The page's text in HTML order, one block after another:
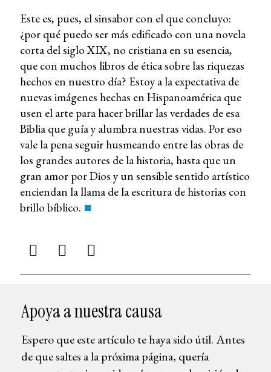
Este es, pues, el sinsabor con el que concluyo:
¿por qué puedo ser más edificado con una novela
corta del siglo XIX, no cristiana en su esencia,
que con muchos libros de ética sobre las riquezas
hechos en nuestro día? Estoy a la expectativa de
nuevas imágenes hechas en Hispanoamérica que
usen el arte para hacer brillar las verdades de esa
Biblia que guía y alumbra nuestras vidas. Por eso
vale la pena seguir husmeando entre las obras de
los grandes autores de la historia, hasta que un
gran amor por Dios y un sensible sentido artístico
enciendan la llama de la escritura de historias con
brillo bíblico.
Apoya a nuestra causa
Espero que este artículo te haya sido útil. Antes
de que saltes a la próxima página, quería